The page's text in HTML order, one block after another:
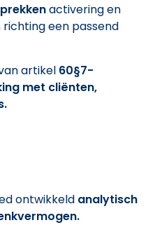
activering en
een passend
artikel 60§7-
met cliënten,
ontwikkeld analytisch